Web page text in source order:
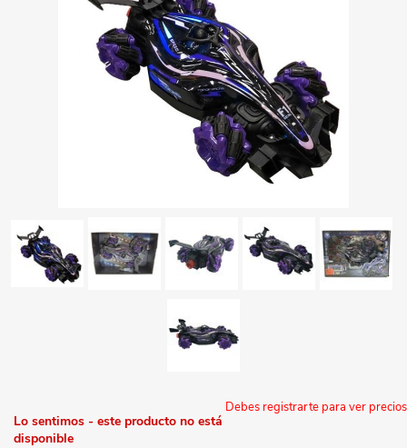
Debes registrarte para ver precios
Lo sentimos - este producto no está
disponible